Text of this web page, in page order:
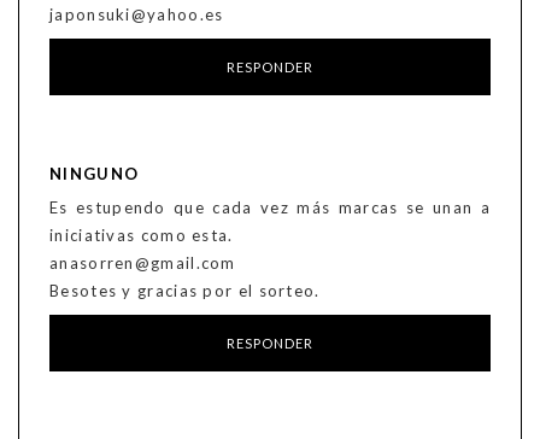
japonsuki@yahoo.es
RESPONDER
NINGUNO
Es estupendo que cada vez más marcas se unan a
iniciativas como esta.
anasorren@gmail.com
Besotes y gracias por el sorteo.
RESPONDER